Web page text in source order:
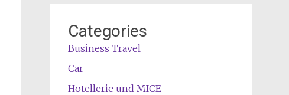
Categories
Business Travel
Car
Hotellerie und MICE